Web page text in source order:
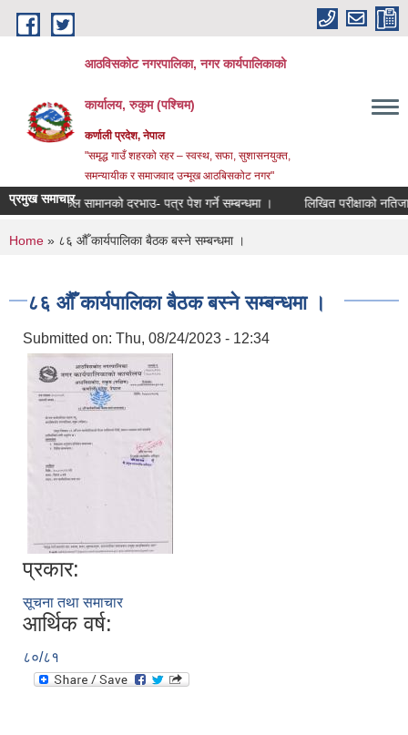
Skip to main content
आठविसकोट नगरपालिका, नगर कार्यपालिकाको
कार्यालय, रुकुम (पश्चिम)
कर्णाली प्रदेश, नेपाल
"समृद्ध गाउँ शहरको रहर – स्वस्थ, सफा, सुशासनयुक्त,
समन्यायीक र समाजवाद उन्मूख आठबिसकोट नगर"
प्रमुख समाचार
सर्जिकल सामानको दरभाउ- पत्र पेश गर्ने सम्बन्धमा । लिखित परीक्षाको नतिजा
You are here
Home » ८६ औँ कार्यपालिका बैठक बस्ने सम्बन्धमा ।
८६ औँ कार्यपालिका बैठक बस्ने सम्बन्धमा ।
Submitted on: Thu, 08/24/2023 - 12:34
प्रकार:
सूचना तथा समाचार
आर्थिक वर्ष:
८०/८१